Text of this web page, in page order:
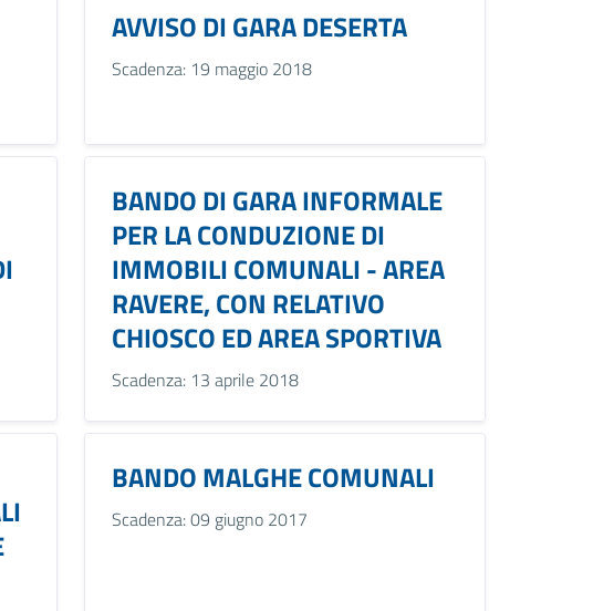
AVVISO DI GARA DESERTA
Scadenza: 19 maggio 2018
BANDO DI GARA INFORMALE
PER LA CONDUZIONE DI
IMMOBILI COMUNALI - AREA
RAVERE, CON RELATIVO
CHIOSCO ED AREA SPORTIVA
Scadenza: 13 aprile 2018
BANDO MALGHE COMUNALI
Scadenza: 09 giugno 2017